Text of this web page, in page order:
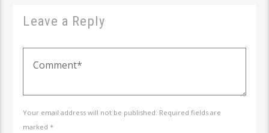
Leave a Reply
Your email address will not be published. Required fields are
marked *